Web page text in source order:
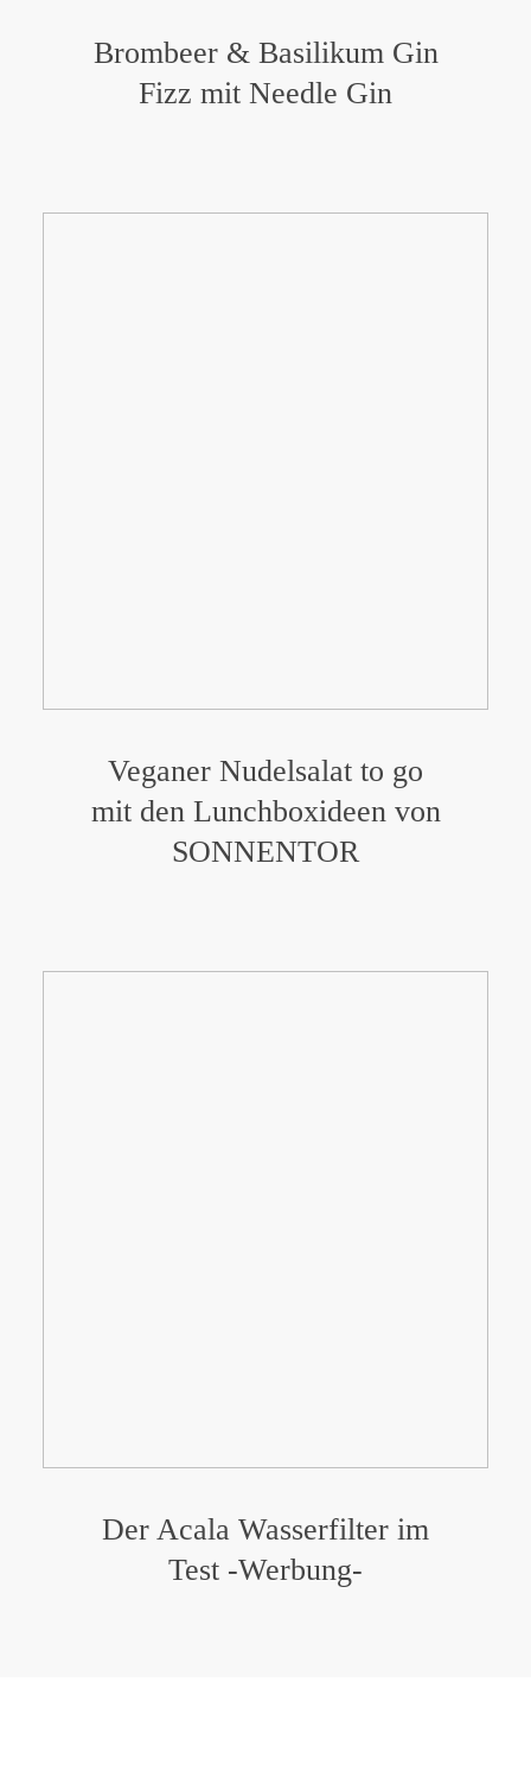
Brombeer & Basilikum Gin
Fizz mit Needle Gin
Veganer Nudelsalat to go
mit den Lunchboxideen von
SONNENTOR
Der Acala Wasserfilter im
Test -Werbung-